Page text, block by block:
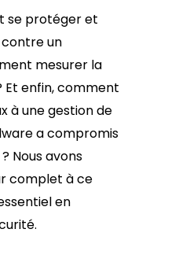
se protéger et
un
mesurer la
Et enfin, comment
à une gestion de
a compromis
Nous avons
complet à ce
en